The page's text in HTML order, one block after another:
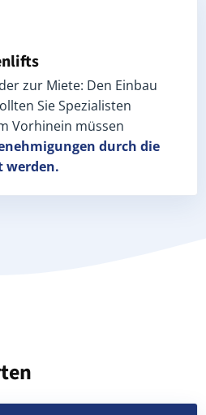
zur Miete: Den Einbau
Sie Spezialisten
Vorhinein müssen
durch die
werden.